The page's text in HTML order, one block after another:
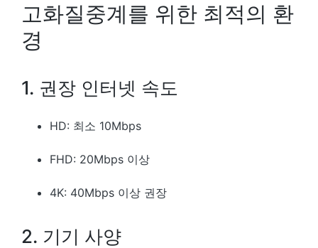
고화질중계를 위한 최적의 환
경
1. 권장 인터넷 속도
HD: 최소 10Mbps
FHD: 20Mbps 이상
4K: 40Mbps 이상 권장
2. 기기 사양